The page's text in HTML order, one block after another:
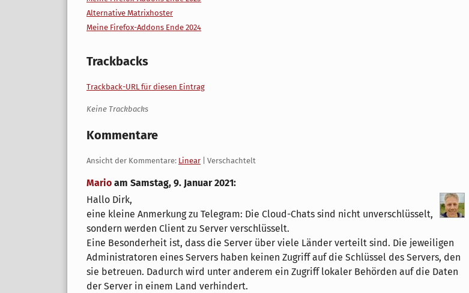
Alternative Matrixhoster
Meine Firefox-Addons Ende 2024
Trackbacks
Trackback-URL für diesen Eintrag
Keine Trackbacks
Kommentare
Ansicht der Kommentare: Linear | Verschachtelt
Mario am Samstag, 9. Januar 2021:
Hallo Dirk,
eine kleine Anmerkung zu Telegram: Die Cloud-Chats sind nicht unverschlüsselt,
sondern werden Client zu Server verschlüsselt.
Eine Besonderheit ist, dass die Server über viele Länder verteilt sind. Die jeweiligen
Administratoren eines Servers haben keinen Zugriff auf die Schlüssel des Servers, den
sie betreuen. Dadurch wird unter anderem ein Zugriff lokaler Behörden auf die Daten
der Server in einem Land verhindert.